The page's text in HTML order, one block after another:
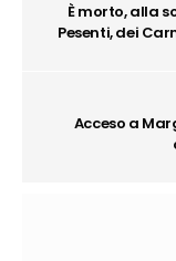
È morto, alla
Pesenti, dei
Acceso a